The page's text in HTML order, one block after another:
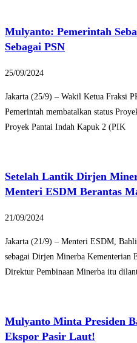
Mulyanto: Pemerintah
Sebagai PSN
25/09/2024
Jakarta (25/9) – Wakil Ketua Fraksi
Pemerintah membatalkan status
Proyek Pantai Indah Kapuk 2 (PIK
Setelah Lantik Dirjen
Menteri ESDM Berantas
21/09/2024
Jakarta (21/9) – Menteri ESDM,
sebagai Dirjen Minerba Kementerian
Direktur Pembinaan Minerba itu
Mulyanto Minta Presiden
Ekspor Pasir Laut!